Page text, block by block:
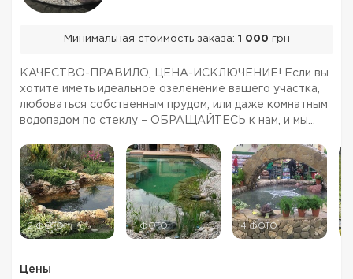
Минимальная стоимость заказа: 1 000 грн
КАЧЕСТВО-ПРАВИЛО, ЦЕНА-ИСКЛЮЧЕНИЕ! Если вы
хотите иметь идеальное озеленение вашего участка,
любоваться собственным прудом, или даже комнатным
водопадом по стеклу – ОБРАЩАЙТЕСЬ к нам, и мы
профессионалов предлагает широкий спектр услуг, а
многолетний опыт ...
2 ФОТО 1 ФОТО 4 ФОТО
Цены